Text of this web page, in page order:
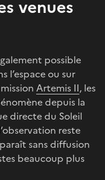
venues
possible
l’espace ou sur
Artemis II, les
depuis la
directe du Soleil
reste
sans diffusion
beaucoup plus